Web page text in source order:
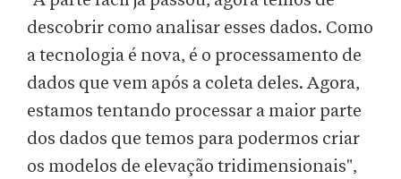
descobrir como analisar esses dados. Como
a tecnologia é nova, é o processamento de
dados que vem após a coleta deles. Agora,
estamos tentando processar a maior parte
dos dados que temos para podermos criar
os modelos de elevação tridimensionais",